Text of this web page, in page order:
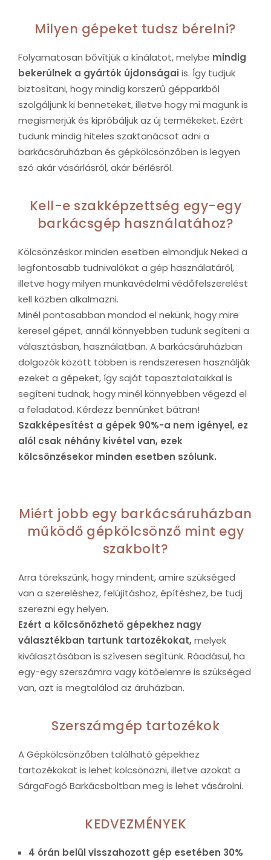
Milyen gépeket tudsz bérelni?
Folyamatosan bővítjük a kínálatot, melybe mindig
bekerülnek a gyártók újdonságaiis. Így tudjuk
biztosítani, hogy mindig korszerű gépparkból
szolgáljunk ki benneteket, illetve hogy mi magunk is
megismerjük és kipróbáljuk az új termékeket. Ezért
tudunk mindig hiteles szaktanácsot adni a
barkácsáruházban és gépkölcsönzőben is legyen
szó akár vásárlásról, akár bérlésről.
Kell-e szakképzettség egy-egy
barkácsgép használatához?
Kölcsönzéskor minden esetben elmondjuk Neked a
legfontosabb tudnivalókat a gép használatáról,
illetve hogy milyen munkavédelmi védőfelszerelést
kell közben alkalmazni.
Minél pontosabban mondod el nekünk, hogy mire
keresel gépet, annál könnyebben tudunk segíteni a
választásban, használatban. A barkácsáruházban
dolgozók között többen is rendszeresen használják
ezeket a gépeket, így saját tapasztalataikkal is
segíteni tudnak, hogy minél könnyebben végezd el
a feladatod. Kérdezz bennünket bátran!
Szakképesítést a gépek 90%-a nem igényel, ez
alól csak néhány kivétel van, ezek
kölcsönzésekor minden esetben szólunk.
Miért jobb egy barkácsáruházban
működő gépkölcsönző mint egy
szakbolt?
Arra törekszünk, hogy mindent, amire szükséged
van a szereléshez, felújításhoz, építéshez, be tudj
szerezni egy helyen.
Ezért a kölcsönözhető gépekhez nagy
választékban tartunk tartozékokat,melyek
kiválasztásában is szívesen segítünk. Ráadásul, ha
egy-egy szerszámra vagy kötőelemre is szükséged
van, azt is megtalálod az áruházban.
Szerszámgép tartozékok
A Gépkölcsönzőben található gépekhez
tartozékokat is lehet kölcsönözni, illetve azokat a
SárgaFogó Barkácsboltban meg is lehet vásárolni.
KEDVEZMÉNYEK
4 órán belül visszahozott gép esetében 30%